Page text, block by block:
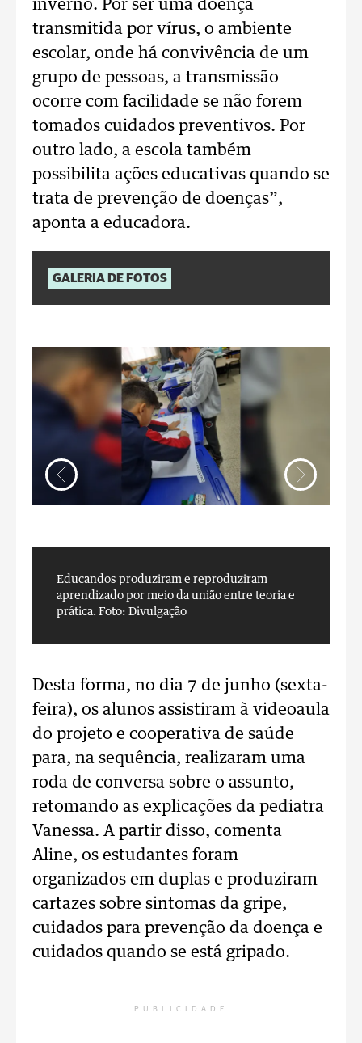
inverno. Por ser uma doença
transmitida por vírus, o ambiente
escolar, onde há convivência de um
grupo de pessoas, a transmissão
ocorre com facilidade se não forem
tomados cuidados preventivos. Por
outro lado, a escola também
possibilita ações educativas quando se
trata de prevenção de doenças”,
aponta a educadora.
GALERIA DE FOTOS
Educandos produziram e reproduziram
aprendizado por meio da união entre teoria e
prática. Foto: Divulgação
Desta forma, no dia 7 de junho (sexta-
feira), os alunos assistiram à videoaula
do projeto e cooperativa de saúde
para, na sequência, realizaram uma
roda de conversa sobre o assunto,
retomando as explicações da pediatra
Vanessa. A partir disso, comenta
Aline, os estudantes foram
organizados em duplas e produziram
cartazes sobre sintomas da gripe,
cuidados para prevenção da doença e
cuidados quando se está gripado.
PUBLICIDADE